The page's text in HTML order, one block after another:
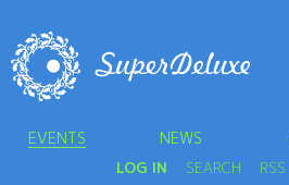
EVENTS NEWS
LOG IN SEARCH RSS